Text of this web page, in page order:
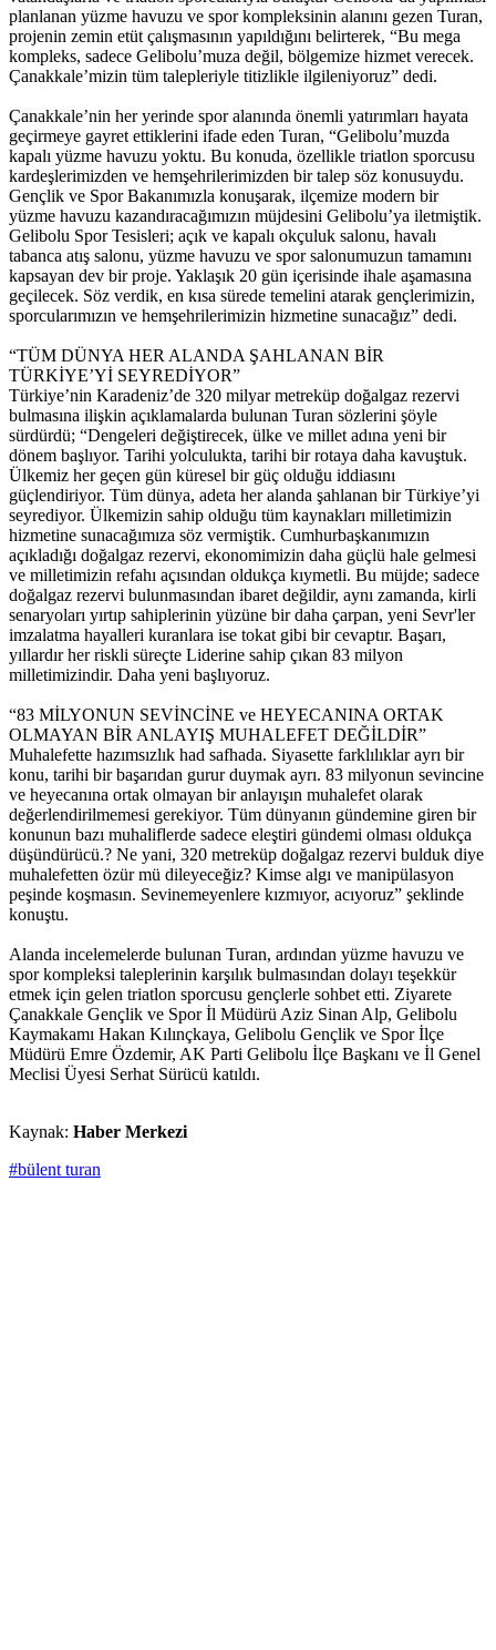
planlanan yüzme havuzu ve spor kompleksinin alanını gezen Turan,
projenin zemin etüt çalışmasının yapıldığını belirterek, “Bu mega
kompleks, sadece Gelibolu’muza değil, bölgemize hizmet verecek.
Çanakkale’mizin tüm talepleriyle titizlikle ilgileniyoruz” dedi.
Çanakkale’nin her yerinde spor alanında önemli yatırımları hayata
geçirmeye gayret ettiklerini ifade eden Turan, “Gelibolu’muzda
kapalı yüzme havuzu yoktu. Bu konuda, özellikle triatlon sporcusu
kardeşlerimizden ve hemşehrilerimizden bir talep söz konusuydu.
Gençlik ve Spor Bakanımızla konuşarak, ilçemize modern bir
yüzme havuzu kazandıracağımızın müjdesini Gelibolu’ya iletmiştik.
Gelibolu Spor Tesisleri; açık ve kapalı okçuluk salonu, havalı
tabanca atış salonu, yüzme havuzu ve spor salonumuzun tamamını
kapsayan dev bir proje. Yaklaşık 20 gün içerisinde ihale aşamasına
geçilecek. Söz verdik, en kısa sürede temelini atarak gençlerimizin,
sporcularımızın ve hemşehrilerimizin hizmetine sunacağız” dedi.
“TÜM DÜNYA HER ALANDA ŞAHLANAN BİR
TÜRKİYE’Yİ SEYREDİYOR”
Türkiye’nin Karadeniz’de 320 milyar metreküp doğalgaz rezervi
bulmasına ilişkin açıklamalarda bulunan Turan sözlerini şöyle
sürdürdü; “Dengeleri değiştirecek, ülke ve millet adına yeni bir
dönem başlıyor. Tarihi yolculukta, tarihi bir rotaya daha kavuştuk.
Ülkemiz her geçen gün küresel bir güç olduğu iddiasını
güçlendiriyor. Tüm dünya, adeta her alanda şahlanan bir Türkiye’yi
seyrediyor. Ülkemizin sahip olduğu tüm kaynakları milletimizin
hizmetine sunacağımıza söz vermiştik. Cumhurbaşkanımızın
açıkladığı doğalgaz rezervi, ekonomimizin daha güçlü hale gelmesi
ve milletimizin refahı açısından oldukça kıymetli. Bu müjde; sadece
doğalgaz rezervi bulunmasından ibaret değildir, aynı zamanda, kirli
senaryoları yırtıp sahiplerinin yüzüne bir daha çarpan, yeni Sevr'ler
imzalatma hayalleri kuranlara ise tokat gibi bir cevaptır. Başarı,
yıllardır her riskli süreçte Liderine sahip çıkan 83 milyon
milletimizindir. Daha yeni başlıyoruz.
“83 MİLYONUN SEVİNCİNE ve HEYECANINA ORTAK
OLMAYAN BİR ANLAYIŞ MUHALEFET DEĞİLDİR”
Muhalefette hazımsızlık had safhada. Siyasette farklılıklar ayrı bir
konu, tarihi bir başarıdan gurur duymak ayrı. 83 milyonun sevincine
ve heyecanına ortak olmayan bir anlayışın muhalefet olarak
değerlendirilmemesi gerekiyor. Tüm dünyanın gündemine giren bir
konunun bazı muhaliflerde sadece eleştiri gündemi olması oldukça
düşündürücü.? Ne yani, 320 metreküp doğalgaz rezervi bulduk diye
muhalefetten özür mü dileyeceğiz? Kimse algı ve manipülasyon
peşinde koşmasın. Sevinemeyenlere kızmıyor, acıyoruz” şeklinde
konuştu.
Alanda incelemelerde bulunan Turan, ardından yüzme havuzu ve
spor kompleksi taleplerinin karşılık bulmasından dolayı teşekkür
etmek için gelen triatlon sporcusu gençlerle sohbet etti. Ziyarete
Çanakkale Gençlik ve Spor İl Müdürü Aziz Sinan Alp, Gelibolu
Kaymakamı Hakan Kılınçkaya, Gelibolu Gençlik ve Spor İlçe
Müdürü Emre Özdemir, AK Parti Gelibolu İlçe Başkanı ve İl Genel
Meclisi Üyesi Serhat Sürücü katıldı.
Kaynak: Haber Merkezi
#bülent turan